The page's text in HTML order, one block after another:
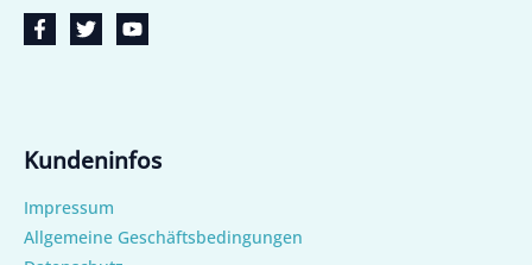
Kundeninfos
Impressum
Allgemeine Geschäftsbedingungen